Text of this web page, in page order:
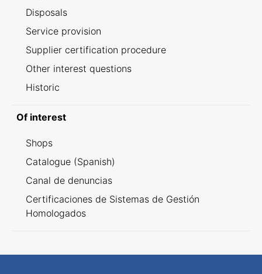
Disposals
Service provision
Supplier certification procedure
Other interest questions
Historic
Of interest
Shops
Catalogue (Spanish)
Canal de denuncias
Certificaciones de Sistemas de Gestión
Homologados